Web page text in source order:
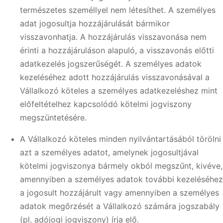
természetes személlyel nem létesíthet. A személyes
adat jogosultja hozzájárulását bármikor
visszavonhatja. A hozzájárulás visszavonása nem
érinti a hozzájáruláson alapuló, a visszavonás előtti
adatkezelés jogszerűségét. A személyes adatok
kezeléséhez adott hozzájárulás visszavonásával a
Vállalkozó köteles a személyes adatkezeléshez mint
előfeltételhez kapcsolódó kötelmi jogviszony
megszüntetésére.
A Vállalkozó köteles minden nyilvántartásából törölni
azt a személyes adatot, amelynek jogosultjával
kötelmi jogviszonya bármely okból megszűnt, kivéve,
amennyiben a személyes adatok további kezeléséhez
a jogosult hozzájárult vagy amennyiben a személyes
adatok megőrzését a Vállalkozó számára jogszabály
(pl. adójogi jogviszony) írja elő.